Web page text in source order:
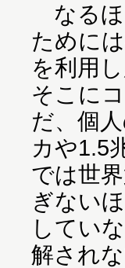
なるほ
ために
を利用
そこに
だ、個
カや1.5
では世
ぎない
してい
解され